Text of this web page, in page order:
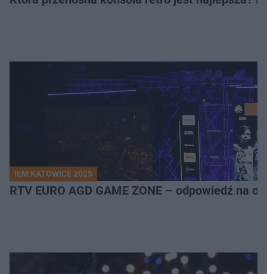
IEM KATOWICE 2025
RTV EURO AGD GAME ZONE – odpowiedź na